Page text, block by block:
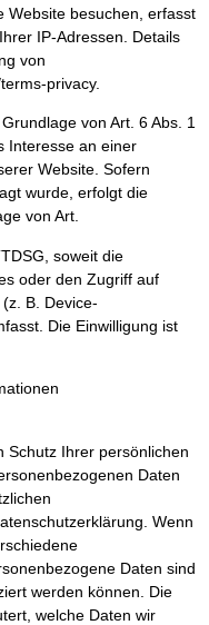
Website besuchen, erfasst
IP-Adressen. Details
von
privacy.
von Art. 6 Abs. 1
Interesse an einer
Website. Sofern
wurde, erfolgt die
von Art.
soweit die
oder den Zugriff auf
B. Device-
Die Einwilligung ist
Schutz Ihrer persönlichen
Daten
Wenn
Daten sind
werden können. Die
welche Daten wir